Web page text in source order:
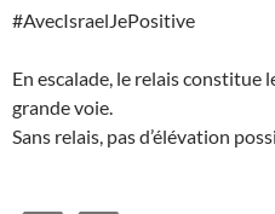
#AvecIsraelJePositive
En escalade, le relais constitue
grande voie.
Sans relais, pas d’élévation